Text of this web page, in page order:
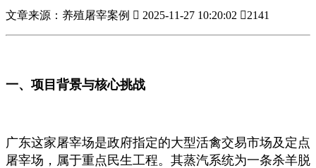
文章来源：养殖屠宰案例  2025-11-27 10:20:02 2141
一、项目背景与核心挑战
广东这家屠宰场是政府指定的大型活禽交易市场及定点
屠宰场，属于重点民生工程。其蒸汽系统为一条杀羊脱